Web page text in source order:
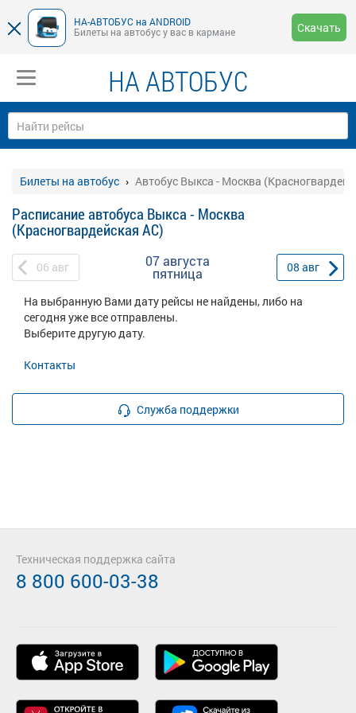
НА-АВТОБУС на ANDROID
Билеты на автобус у вас в кармане
Скачать
НА АВТОБУС
Билеты на автобус Автобус Выкса - Москва
Расписание автобуса Выкса - Москва
(Красногвардейская АС)
06 авг 07 августа
пятница 08 авг
На выбранную Вами дату рейсы не найдены, либо на
сегодня уже все отправлены.
Выберите другую дату.
Контакты
Служба поддержки
Техническая поддержка сайта
8 800 600-03-38